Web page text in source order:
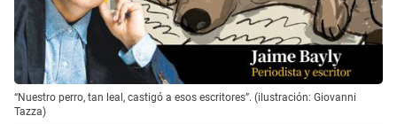
“Nuestro perro, tan leal, castigó a esos escritores”. (ilustración: Giovanni
Tazza)